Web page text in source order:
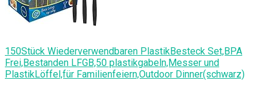
150Stück Wiederverwendbaren PlastikBesteck Set,BPA
Frei,Bestanden LFGB,50 plastikgabeln,Messer und
PlastikLöffel,für Familienfeiern,Outdoor Dinner(schwarz)